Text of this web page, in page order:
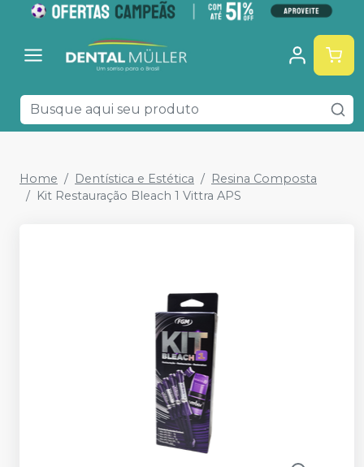
Home Dentística e Estética
Resina Composta
Kit Restauração Bleach 1 Vittra APS